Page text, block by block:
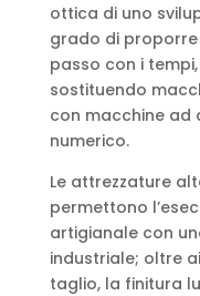
ottica di uno
grado di
passo con i
sostituendo
con macchine
numerico.
Le attrezzature
permettono
artigianale con
industriale; oltre
taglio, la finitura